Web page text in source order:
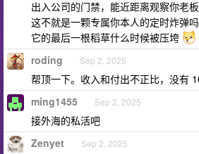
出入公司的门禁，能近距离观察你老
这不就是一颗专属你本人的定时炸弹
它的最后一根稻草什么时候被压垮
roding Sep 2, 2025
帮顶一下。收入和付出不正比，没有
ming1455 Sep 2, 2025
接外海的私活吧
Zenyet Sep 2, 2025